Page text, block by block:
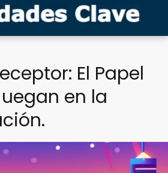
El Papel
en la